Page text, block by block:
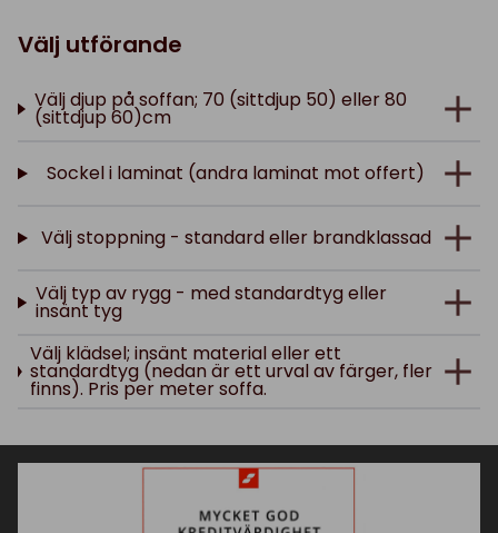
Välj utförande
Välj djup på soffan; 70 (sittdjup 50) eller 80
(sittdjup 60)cm
Sockel i laminat (andra laminat mot offert)
Välj stoppning - standard eller brandklassad
Välj typ av rygg - med standardtyg eller
insänt tyg
Välj klädsel; insänt material eller ett
standardtyg (nedan är ett urval av färger, fler
finns). Pris per meter soffa.